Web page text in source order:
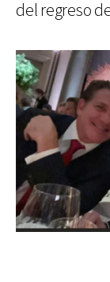
del regreso